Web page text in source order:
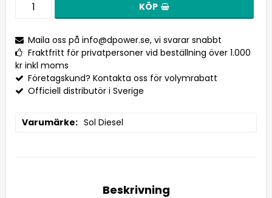
KÖP
Maila oss på info@dpower.se, vi svarar snabbt
Fraktfritt för privatpersoner vid beställning över 1.000
kr inkl moms
Företagskund? Kontakta oss för volymrabatt
Officiell distributör i Sverige
Varumärke Sol Diesel
Beskrivning